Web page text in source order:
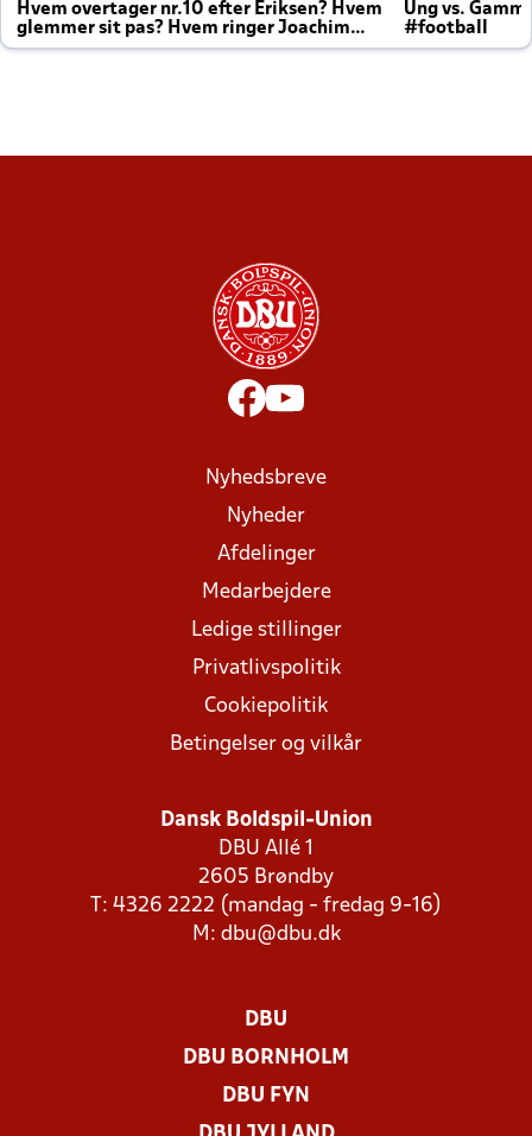
Hvem overtager nr.10 efter Eriksen? Hvem
glemmer sit pas? Hvem ringer Joachim
altid til efter kampe?
Ung vs.
#football
Nyhedsbreve
Nyheder
Afdelinger
Medarbejdere
Ledige stillinger
Privatlivspolitik
Cookiepolitik
Betingelser og vilkår
Dansk Boldspil-Union
DBU Allé 1
2605 Brøndby
T: 4326 2222 (mandag - fredag 9-16)
M: dbu@dbu.dk
DBU
DBU BORNHOLM
DBU FYN